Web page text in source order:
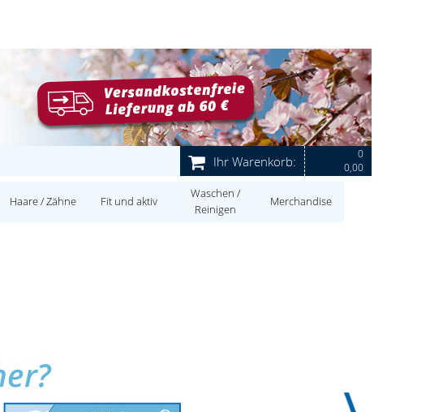
Ihr Warenkorb:
0
0,00
Haare / Zähne Fit und aktiv
Waschen /
Reinigen
Merchandise